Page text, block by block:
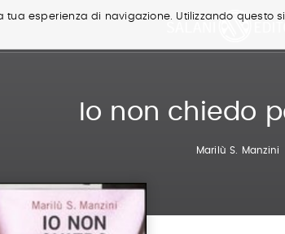
tua esperienza di navigazione. Utilizzando
Io non chiedo
Marilù S. Manzini